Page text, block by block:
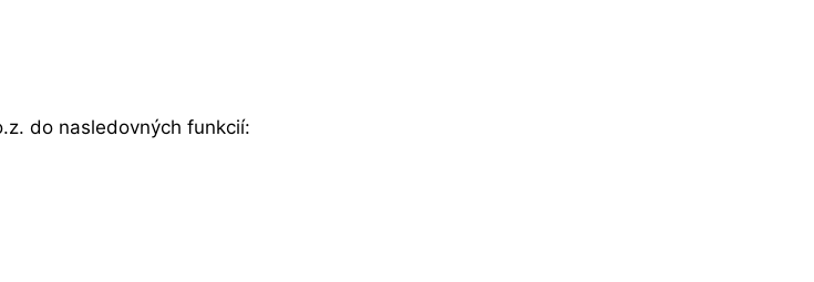
do nasledovných funkcií: